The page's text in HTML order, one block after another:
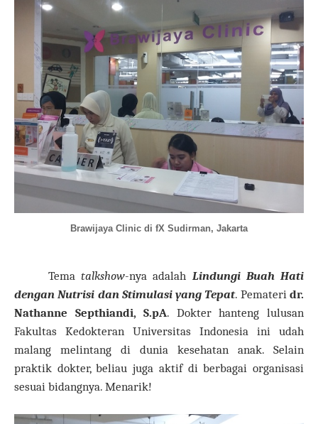
Brawijaya Clinic di fX Sudirman, Jakarta
Tematalkshow-nya adalah Lindungi Buah Hati
dengan Nutrisi dan Stimulasi yang Tepat. Pemateridr.
Nathanne Septhiandi, S.pA. Dokter hanteng lulusan
Fakultas Kedokteran Universitas Indonesia ini udah
malang melintang di dunia kesehatan anak. Selain
praktik dokter, beliau juga aktif di berbagai organisasi
sesuai bidangnya. Menarik!